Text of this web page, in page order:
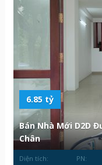
6.85 tỷ
Bán Nhà Mới D2D
Chân
Diện tích:
PN: